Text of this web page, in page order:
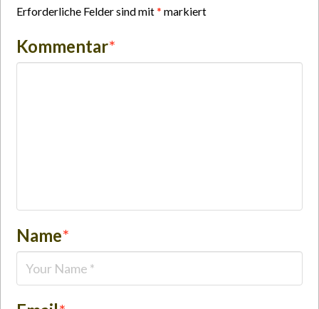
Erforderliche Felder sind mit* markiert
Kommentar*
Name*